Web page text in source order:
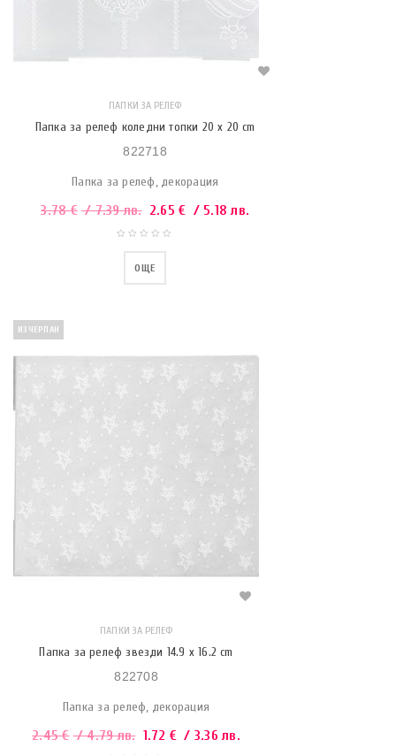
ПАПКИ ЗА РЕЛЕФ
Папка за релеф коледни топки 20 x 20 cm
822718
Папка за релеф, декорация
3.78€ / 7.39 лв. 2.65€ / 5.18 лв.
ОЩЕ
ИЗЧЕРПАН
ПАПКИ ЗА РЕЛЕФ
Папка за релеф звезди 14.9 x 16.2 cm
822708
Папка за релеф, декорация
2.45€ / 4.79 лв. 1.72 € / 3.36 лв.